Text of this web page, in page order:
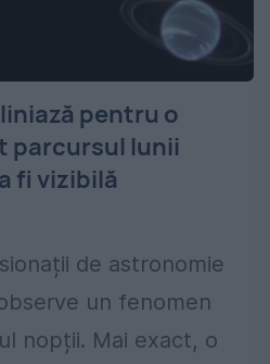
pentru o
parcursul lunii
fi vizibilă
de astronomie
un fenomen
nopții. Mai exact, o